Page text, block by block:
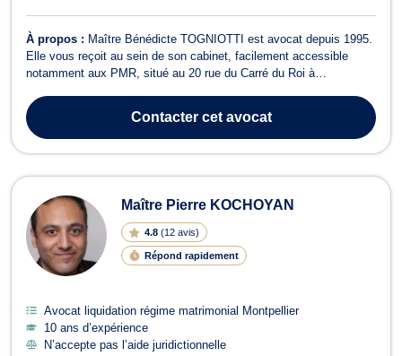
À propos : Maître Bénédicte TOGNIOTTI est avocat depuis 1995.
Elle vous reçoit au sein de son cabinet, facilement accessible
notamment aux PMR, situé au 20 rue du Carré du Roi à
droit de la famille et traite l'ensemble de ses problématiques.
Maître TOGNIOTTI saura vous...
Contactercet avocat
Maître Pierre KOCHOYAN
4.8 (12 avis)
Répond rapidement
Avocat liquidation régime matrimonial Montpellier
10 ans d’expérience
N’accepte pas l’aide juridictionnelle